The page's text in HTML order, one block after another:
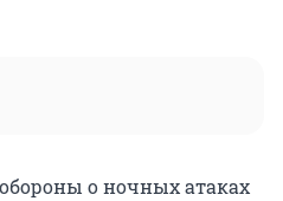
о ночных атаках